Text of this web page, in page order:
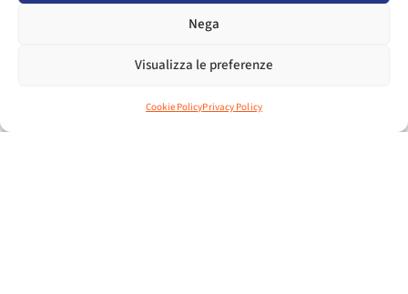
Nega
Visualizza le preferenze
Cookie PolicyPrivacy Policy